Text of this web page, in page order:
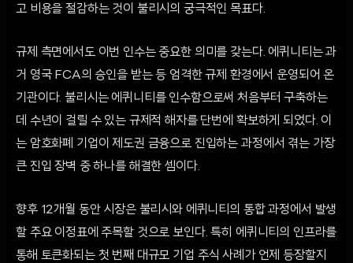
고 비용을 절감하는 것이 불리시의 궁극적인 목표다.
규제 측면에서도 이번 인수는 중요한 의미를 갖는다. 에퀴니티는 과
거 영국 FCA의 승인을 받는 등 엄격한 규제 환경에서 운영되어 온
기관이다. 불리시는 에퀴니티를 인수함으로써 처음부터 구축하는
데 수년이 걸릴 수 있는 규제적 해자를 단번에 확보하게 되었다. 이
는 암호화폐 기업이 제도권 금융으로 진입하는 과정에서 겪는 가장
큰 진입 장벽 중 하나를 해결한 셈이다.
향후 12개월 동안 시장은 불리시와 에퀴니티의 통합 과정에서 발생
할 주요 이정표에 주목할 것으로 보인다. 특히 에퀴니티의 인프라를
통해 토큰화되는 첫 번째 대규모 기업 주식 사례가 언제 등장할지